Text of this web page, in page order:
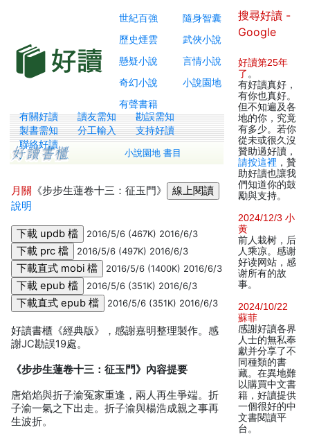
世紀百強
隨身智囊
歷史煙雲
武俠小說
懸疑小說
言情小說
奇幻小說
小說園地
有聲書籍
有關好讀 讀友需知
勘誤需知
製書需知
分工輸入
支持好讀
聯絡好讀
小說園地 書目
月關 《步步生蓮卷十三：征玉門》
說明
2016/5/6 (467K) 2016/6/3
2016/5/6 (497K) 2016/6/3
2016/5/6 (1400K) 2016/6/3
2016/5/6 (351K) 2016/6/3
2016/5/6 (351K) 2016/6/3
好讀書櫃《經典版》，感謝嘉明整理製作。感
謝JC勘誤19處。
《步步生蓮卷十三：征玉門》內容提要
唐焰焰與折子渝冤家重逢，兩人再生爭端。折
子渝一氣之下出走。折子渝與楊浩成親之事再
生波折。
搜尋好讀 -
Google
好讀第25年
了 。
有好讀真好，
有你也真好。
但不知遍及各
地的你，究竟
有多少。若你
從未或很久沒
贊助過好讀，
請按這裡 ，贊
助好讀也讓我
們知道你的鼓
勵與支持。
2024/12/3 小
黄
前人栽树，后
人乘凉。感谢
好读网站，感
谢所有的故
事。
2024/10/22
蘇菲
感謝好讀各界
人士的無私奉
獻并分享了不
同種類的書
藏。在異地難
以購買中文書
籍，好讀提供
一個很好的中
文書閱讀平
台。